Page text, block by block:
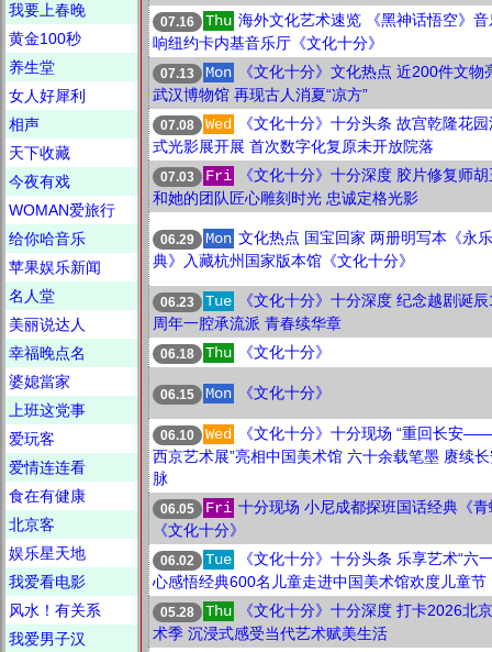
我要上春晚
黄金100秒
养生堂
女人好犀利
相声
天下收藏
今夜有戏
WOMAN爱旅行
给你哈音乐
苹果娱乐新闻
名人堂
美丽说达人
幸福晚点名
婆媳當家
上班这党事
爱玩客
爱情连连看
食在有健康
北京客
娱乐星天地
我爱看电影
风水！有关系
我爱男子汉
07.16 Thu 海外文化艺术速览 《黑神话悟空》音
响纽约卡内基音乐厅《文化十分》
07.13 Mon
《文化十分》文化热点 近200件文物
武汉博物馆 再现古人消夏“凉方”
07.08 Wed
《文化十分》十分头条 故宫乾隆花
式光影展开展 首次数字化复原未开放院落
07.03 Fri
《文化十分》十分深度 胶片修复师
和她的团队匠心雕刻时光 忠诚定格光影
06.29 Mon 文化热点 国宝回家 两册明写本《永
典》入藏杭州国家版本馆《文化十分》
06.23 Tue
《文化十分》十分深度 纪念越剧诞
周年一腔承流派 青春续华章
06.18 Thu 《文化十分》
06.15 Mon 《文化十分》
06.10 Wed
《文化十分》十分现场 “重回长安
西京艺术展”亮相中国美术馆 六十余载笔墨 赓续
脉
06.05 Fri 十分现场 小尼成都探班国话经典《青
《文化十分》
06.02 Tue
《文化十分》十分头条 乐享艺术“六
心感悟经典600名儿童走进中国美术馆欢度儿童节
05.28 Thu
《文化十分》十分深度 打卡2026北
术季 沉浸式感受当代艺术赋美生活